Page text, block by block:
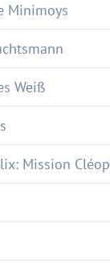
Minimoys
Weiß
Mission